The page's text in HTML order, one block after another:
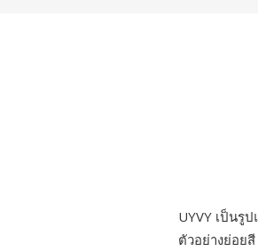
UYVY เป็นรู
ตัวอย่างย่อย